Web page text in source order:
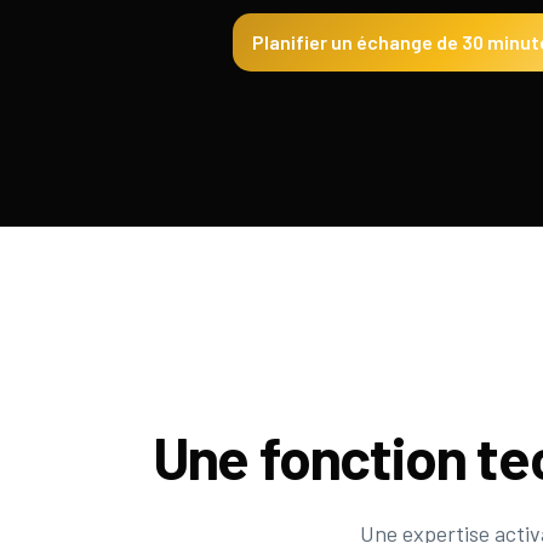
Planifier un échange de 30
Une fonction
Une expertise